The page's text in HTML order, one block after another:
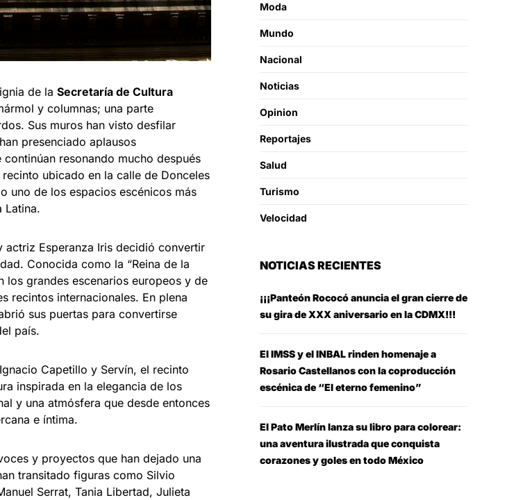
de la Secretaría de Cultura
y columnas; una parte
Sus muros han visto desfilar
presenciado aplausos
resonando mucho después
ubicado en la calle de Donceles
uno de los espacios escénicos más
Latina.
actriz Esperanza Iris decidió convertir
Conocida como la “Reina de la
los grandes escenarios europeos y de
recintos internacionales. En plena
sus puertas para convertirse
país.
Capetillo y Servín, el recinto
inspirada en la elegancia de los
y una atmósfera que desde entonces
e íntima.
y proyectos que han dejado una
transitado figuras como Silvio
Serrat, Tania Libertad, Julieta
Moda
Mundo
Nacional
Noticias
Opinion
Reportajes
Salud
Turismo
Velocidad
NOTICIAS RECIENTES
¡¡¡Panteón Rococó anuncia el gran cierre de
su gira de XXX aniversario en la CDMX!!!
El IMSS y el INBAL rinden homenaje a
Rosario Castellanos con la coproducción
escénica de “El eterno femenino”
El Pato Merlín lanza su libro para colorear:
una aventura ilustrada que conquista
corazones y goles en todo México